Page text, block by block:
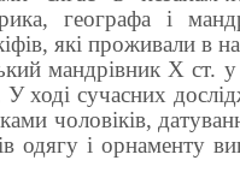
географа і
які проживали в
мандрівник X ст. у
ході сучасних
чоловіків,
одягу і орнаменту